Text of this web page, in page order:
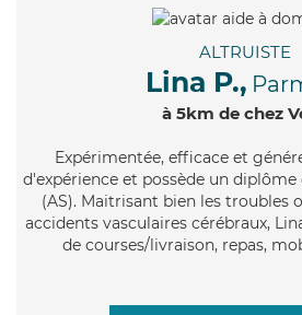
ALTRUISTE
Lina P.,
à 5km de chez
Expérimentée, efficace et
d'expérience et possède un
(AS). Maitrisant bien les troubles
accidents vasculaires cérébraux,
de courses/livraison, repas,